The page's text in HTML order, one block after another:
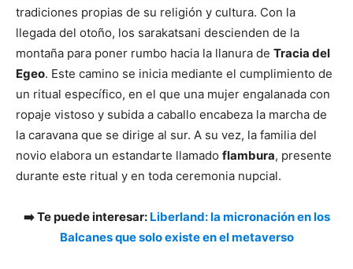
tradiciones propias de su religión y cultura. Con la
llegada del otoño, los sarakatsani descienden de la
montaña para poner rumbo hacia la llanura de Tracia del
Egeo. Este camino se inicia mediante el cumplimiento de
un ritual específico, en el que una mujer engalanada con
ropaje vistoso y subida a caballo encabeza la marcha de
la caravana que se dirige al sur. A su vez, la familia del
novio elabora un estandarte llamado flambura, presente
durante este ritual y en toda ceremonia nupcial.
➡️ Te puede interesar: Liberland: la micronación en los
Balcanes que solo existe en el metaverso